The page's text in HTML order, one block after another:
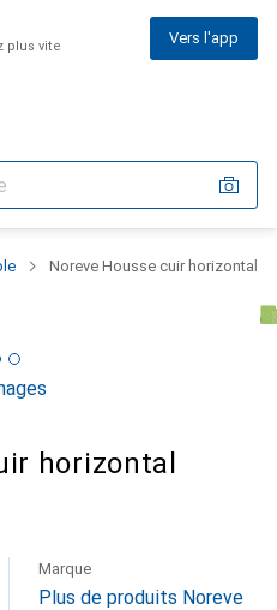
plus vite Vers l'app
Noreve Housse cuir horizontal
horizontal
Marque
Plus de produits Noreve